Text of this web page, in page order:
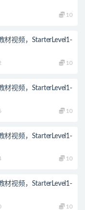
10
材视频，StarterLevel1-
10
材视频，StarterLevel1-
10
材视频，StarterLevel1-
10
材视频，StarterLevel1-
10